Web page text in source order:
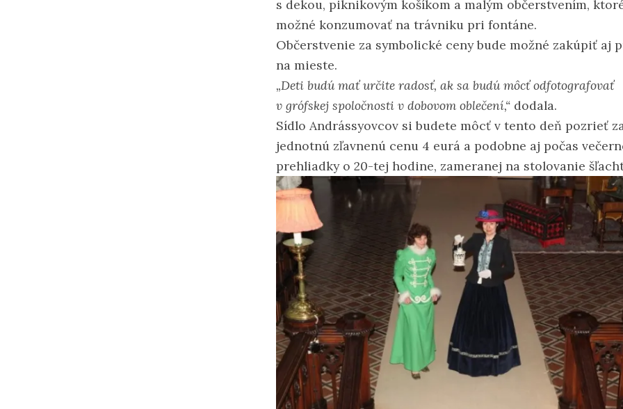
s dekou, piknikovým košíkom a malým občerstvením,
možné konzumovať na trávniku pri fontáne.
Občerstvenie za symbolické ceny bude možné zakúpiť aj
na mieste.
„Deti budú mať určite radosť, ak sa budú môcť odfotografovať
v grófskej spoločnosti v dobovom oblečení,“ dodala.
Sídlo Andrássyovcov si budete môcť v tento deň pozrieť
jednotnú zľavnenú cenu 4 eurá a podobne aj počas
prehliadky o 20-tej hodine, zameranej na stolovanie